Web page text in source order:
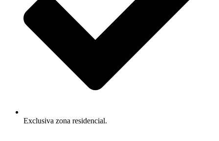
Exclusiva zona residencial.